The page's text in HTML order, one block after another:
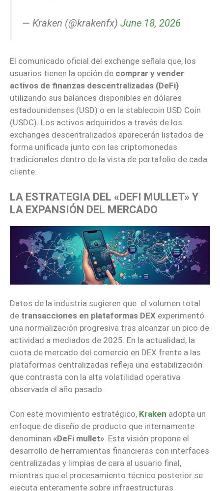
— Kraken (@krakenfx) June 18, 2026
El comunicado oficial del exchange señala que, los
usuarios tienen la opción de comprar y vender
activos de finanzas descentralizadas (DeFi)
utilizando sus balances disponibles en dólares
estadounidenses (USD) o en la stablecoin USD Coin
(USDC). Los activos adquiridos a través de los
exchanges descentralizados aparecerán listados de
forma unificada junto con las criptomonedas
tradicionales dentro de la vista de portafolio de cada
cliente.
LA ESTRATEGIA DEL «DEFI MULLET» Y
LA EXPANSIÓN DEL MERCADO
Datos de la industria sugieren que el volumen total
de transacciones en plataformas DEX experimentó
una normalización progresiva tras alcanzar un pico de
actividad a mediados de 2025. En la actualidad, la
cuota de mercado del comercio en DEX frente a las
plataformas centralizadas refleja una estabilización
que contrasta con la alta volatilidad operativa
observada el año pasado.
Con este movimiento estratégico, Kraken adopta un
enfoque de diseño de producto que internamente
denominan «DeFi mullet». Esta visión propone el
desarrollo de herramientas financieras con interfaces
centralizadas y limpias de cara al usuario final,
mientras que el procesamiento técnico posterior se
ejecuta enteramente sobre infraestructuras